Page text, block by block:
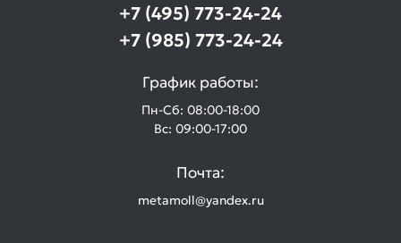
+7 (495) 773-24-24
+7 (985) 773-24-24
График работы:
Пн-Сб: 08:00-18:00
Вс: 09:00-17:00
Почта:
metamoll@yandex.ru